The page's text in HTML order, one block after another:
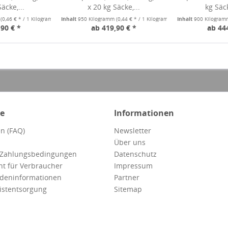
(0,46 € * / 1 Kilogramm)
€ *
x 20 kg Säcke,...
Inhalt950 Kilogramm(0,44 € * / 1 Kilogramm)
ab 419,90 € *
kg
Inhalt 900
ab
(FAQ)
für Verbraucher
Informationen
Newsletter
Über uns
Datenschutz
Impressum
Partner
Sitemap